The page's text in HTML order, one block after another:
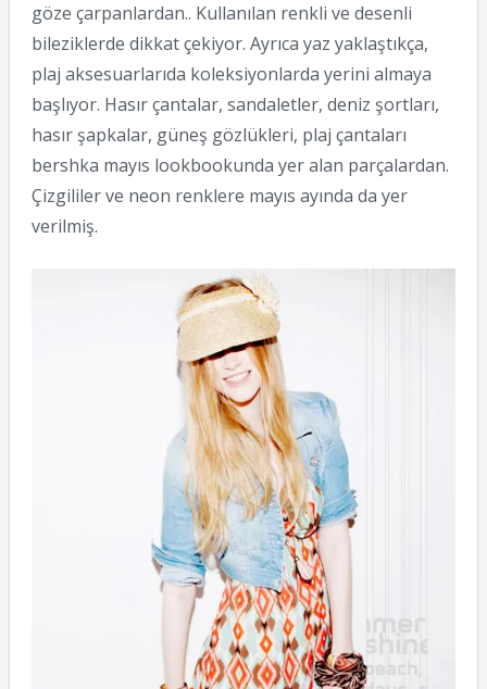
göze çarpanlardan.. Kullanılan renkli ve desenli
bileziklerde dikkat çekiyor. Ayrıca yaz yaklaştıkça,
plaj aksesuarlarıda koleksiyonlarda yerini almaya
başlıyor. Hasır çantalar, sandaletler, deniz şortları,
hasır şapkalar, güneş gözlükleri, plaj çantaları
bershka mayıs lookbookunda yer alan parçalardan.
Çizgililer ve neon renklere mayıs ayında da yer
verilmiş.